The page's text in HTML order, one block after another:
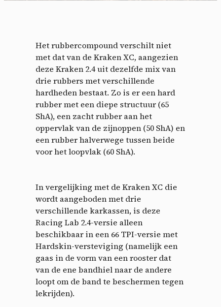
Het rubbercompound verschilt niet
met dat van de Kraken XC, aangezien
deze Kraken 2.4 uit dezelfde mix van
drie rubbers met verschillende
hardheden bestaat. Zo is er een hard
rubber met een diepe structuur (65
ShA), een zacht rubber aan het
oppervlak van de zijnoppen (50 ShA) en
een rubber halverwege tussen beide
voor het loopvlak (60 ShA).
In vergelijking met de Kraken XC die
wordt aangeboden met drie
verschillende karkassen, is deze
Racing Lab 2.4-versie alleen
beschikbaar in een 66 TPI-versie met
Hardskin-versteviging (namelijk een
gaas in de vorm van een rooster dat
van de ene bandhiel naar de andere
loopt om de band te beschermen tegen
lekrijden).